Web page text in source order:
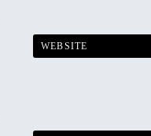
WEBSITE